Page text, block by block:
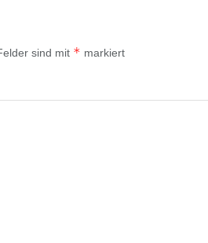
sind mit * markiert